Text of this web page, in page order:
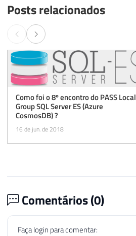
Posts relacionados
Como foi o 8º encontro do PASS Local
Group SQL Server ES (Azure
CosmosDB) ?
16 de jun. de 2018
Comentários (0)
Faça login para comentar: